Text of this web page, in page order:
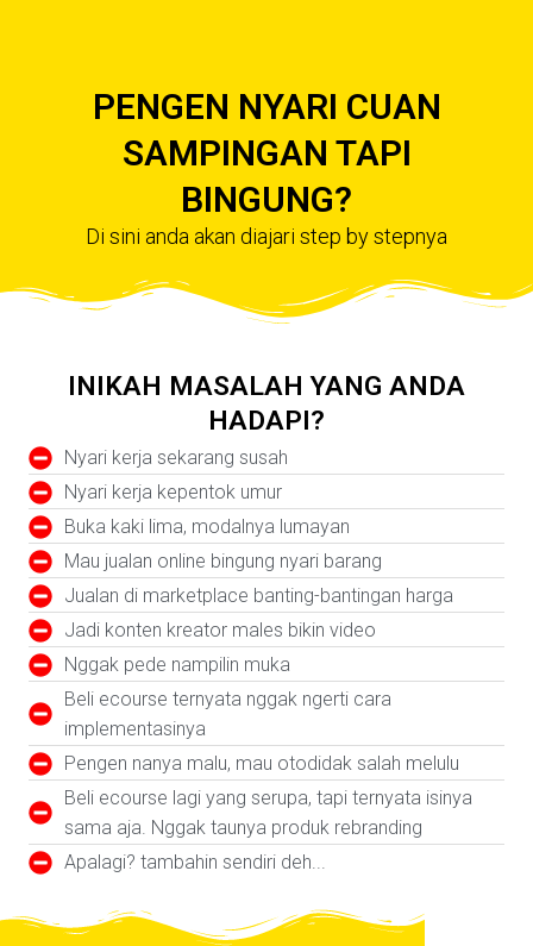
PENGEN NYARI CUAN
SAMPINGAN TAPI
BINGUNG?
Di sini anda akan diajari step by stepnya
INIKAH MASALAH YANG ANDA
HADAPI?
Nyari kerja sekarang susah
Nyari kerja kepentok umur
Buka kaki lima, modalnya lumayan
Mau jualan online bingung nyari barang
Jualan di marketplace banting-bantingan harga
Jadi konten kreator males bikin video
Nggak pede nampilin muka
Beli ecourse ternyata nggak ngerti cara
implementasinya
Pengen nanya malu, mau otodidak salah melulu
Beli ecourse lagi yang serupa, tapi ternyata isinya
sama aja. Nggak taunya produk rebranding
Apalagi? tambahin sendiri deh...